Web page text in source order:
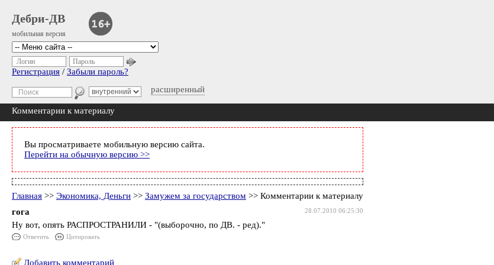
Дебри-ДВ
мобильная версия
расширенный
Логин Пароль
Регистрация / Забыли пароль?
Комментарии к материалу
Вы просматриваете мобильную версию сайта.
Перейти на обычную версию >>
Главная >> Экономика, Деньги >> Замужем за государством >> Комментарии к материалу
28.07.2010 06:25:30
гога
Ну вот, опять РАСПРОСТРАНИЛИ - "(выборочно, по ДВ. - ред)."
Ответить Цитировать
Добавить комментарий